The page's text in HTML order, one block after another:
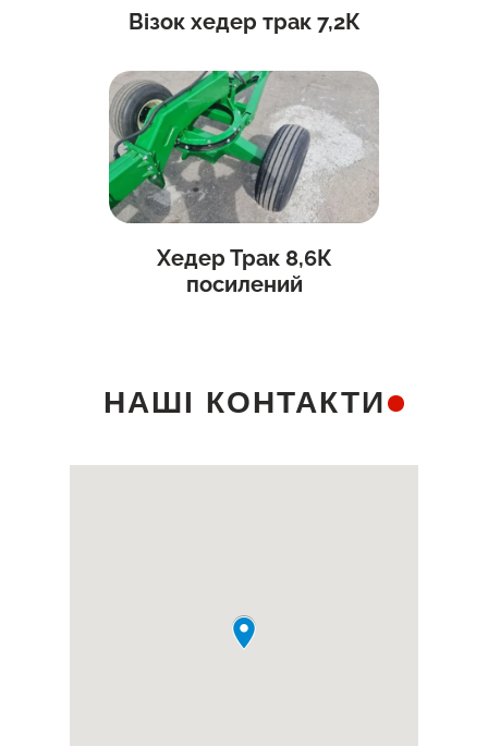
Візок хедер трак 7,2К
Хедер Трак 8,6К
посилений
НАШІ КОНТАКТИ